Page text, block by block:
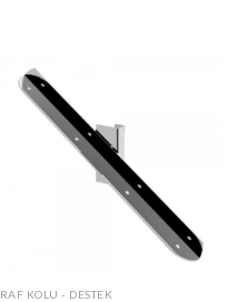
RAF KOLU - DESTEK